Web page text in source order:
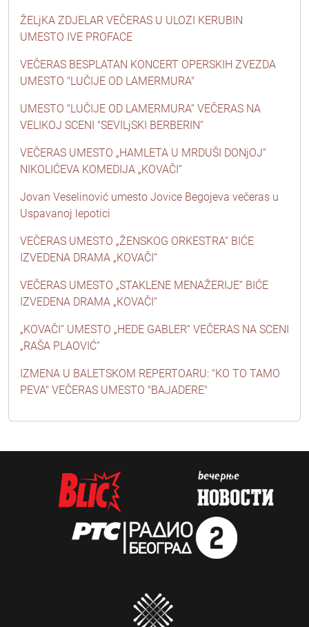
ŽELjKA ZDJELAR VEČERAS U ULOZI KERUBIN
UMESTO IVE PROFACE
VEČERAS BESPLATAN KONCERT OPERSKIH ZVEZDA
UMESTO "LUČIJE OD LAMERMURA"
UMESTO "LUČIJE OD LAMERMURA“ VEČERAS NA
VELIKOJ SCENI "SEVILjSKI BERBERIN“
VEČERAS UMESTO „HAMLETA U MRDUŠI DONjOJ“
NIKOLIĆEVA KOMEDIJA „KOVAČI“
Jovan Veselinović umesto Jovice Begojeva večeras u
Uspavanoj lepotici
VEČERAS UMESTO „ŽENSKOG ORKESTRA“ BIĆE
IZVEDENA DRAMA „KOVAČI“
VEČERAS UMESTO „STAKLENE MENAŽERIJE“ BIĆE
IZVEDENA DRAMA „KOVAČI“
„KOVAČI“ UMESTO „HEDE GABLER“ VEČERAS NA SCENI
„RAŠA PLAOVIĆ“
IZMENA U BALETSKOM REPERTOARU: "KO TO TAMO
PEVA" VEČERAS UMESTO "BAJADERE"